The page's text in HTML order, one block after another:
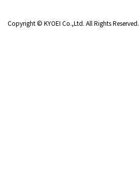
Copyright © KYOEI Co.,Ltd. All Rights Reserved.